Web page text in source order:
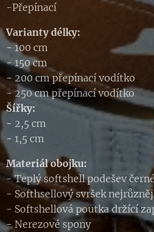
-Přepínací
Varianty délky:
-100 cm
-150 cm
- 200 cm přepínací vodítko
- 250 cm přepínací vodítko
Šířky:
- 2,5 cm
- 1,5 cm
Materiál obojku:
- Teplý softshell podešev
- Softhsellový svršek
- Softshellová poutka držící
- Nerezové spony